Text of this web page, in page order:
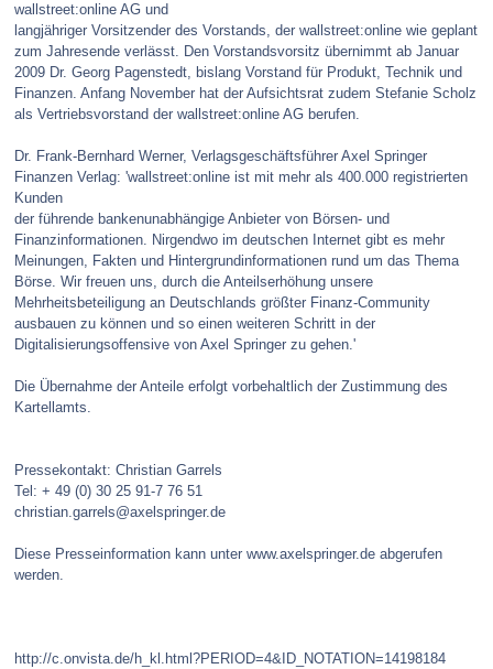
wallstreet:online AG und
langjähriger Vorsitzender des Vorstands, der wallstreet:online wie geplant
zum Jahresende verlässt. Den Vorstandsvorsitz übernimmt ab Januar
2009 Dr. Georg Pagenstedt, bislang Vorstand für Produkt, Technik und
Finanzen. Anfang November hat der Aufsichtsrat zudem Stefanie Scholz
als Vertriebsvorstand der wallstreet:online AG berufen.
Dr. Frank-Bernhard Werner, Verlagsgeschäftsführer Axel Springer
Finanzen Verlag: 'wallstreet:online ist mit mehr als 400.000 registrierten
Kunden
der führende bankenunabhängige Anbieter von Börsen- und
Finanzinformationen. Nirgendwo im deutschen Internet gibt es mehr
Meinungen, Fakten und Hintergrundinformationen rund um das Thema
Börse. Wir freuen uns, durch die Anteilserhöhung unsere
Mehrheitsbeteiligung an Deutschlands größter Finanz-Community
ausbauen zu können und so einen weiteren Schritt in der
Digitalisierungsoffensive von Axel Springer zu gehen.'
Die Übernahme der Anteile erfolgt vorbehaltlich der Zustimmung des
Kartellamts.
Pressekontakt: Christian Garrels
Tel: + 49 (0) 30 25 91-7 76 51
christian.garrels@axelspringer.de
Diese Presseinformation kann unter www.axelspringer.de abgerufen
werden.
http://c.onvista.de/h_kl.html?PERIOD=4&ID_NOTATION=14198184